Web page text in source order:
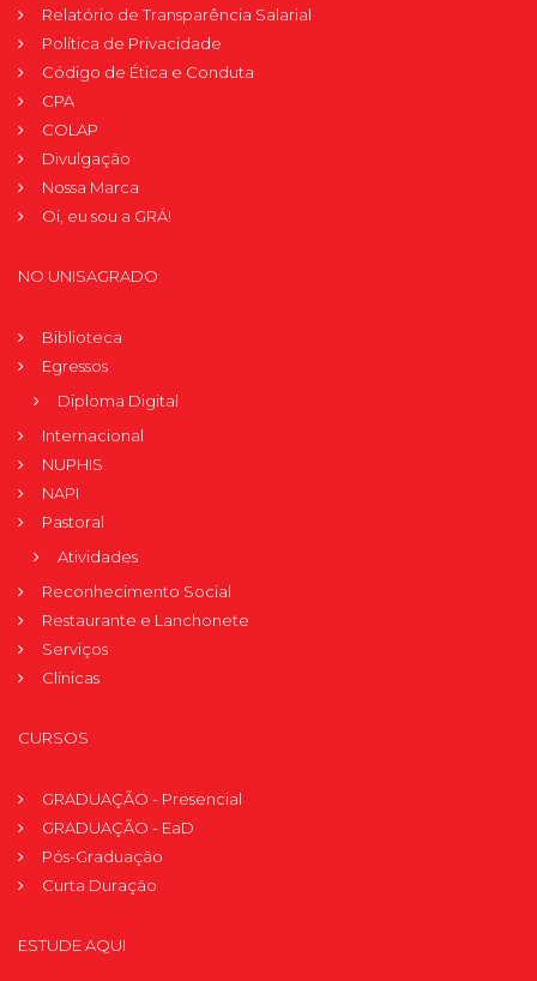
Relatório de Transparência Salarial
Política de Privacidade
Código de Ética e Conduta
CPA
COLAP
Divulgação
Nossa Marca
Oi, eu sou a GRÁ!
NO UNISAGRADO
Biblioteca
Egressos
Diploma Digital
Internacional
NUPHIS
NAPI
Pastoral
Atividades
Reconhecimento Social
Restaurante e Lanchonete
Serviços
Clínicas
CURSOS
GRADUAÇÃO - Presencial
GRADUAÇÃO - EaD
Pós-Graduação
Curta Duração
ESTUDE AQUI